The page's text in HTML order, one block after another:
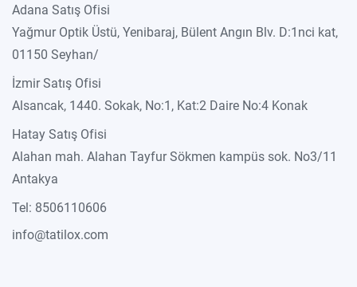
Adana Satış Ofisi
Yağmur Optik Üstü, Yenibaraj, Bülent Angın Blv. D:1nci kat,
01150 Seyhan/
İzmir Satış Ofisi
Alsancak, 1440. Sokak, No:1, Kat:2 Daire No:4 Konak
Hatay Satış Ofisi
Alahan mah. Alahan Tayfur Sökmen kampüs sok. No3/11
Antakya
Tel: 8506110606
info@tatilox.com